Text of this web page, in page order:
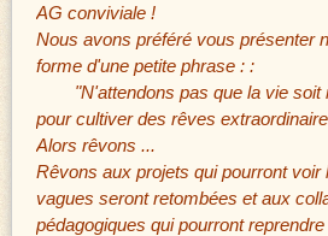
AG conviviale !
Nous avons préféré vous présenter
forme d'une petite phrase : :
"N'attendons pas que la vie soit
pour cultiver des rêves
Alors rêvons ...
Rêvons aux projets qui pourront voir
vagues seront retombées et aux
pédagogiques qui pourront